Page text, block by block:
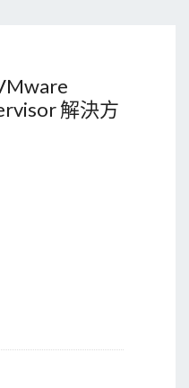
解決方